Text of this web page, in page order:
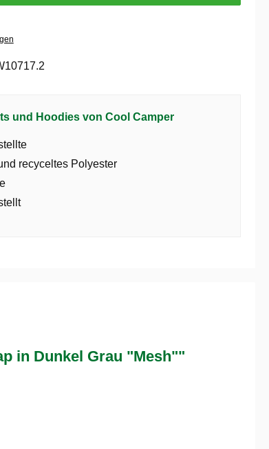
und Hoodies von Cool Camper
recyceltes Polyester
in Dunkel Grau "Mesh""